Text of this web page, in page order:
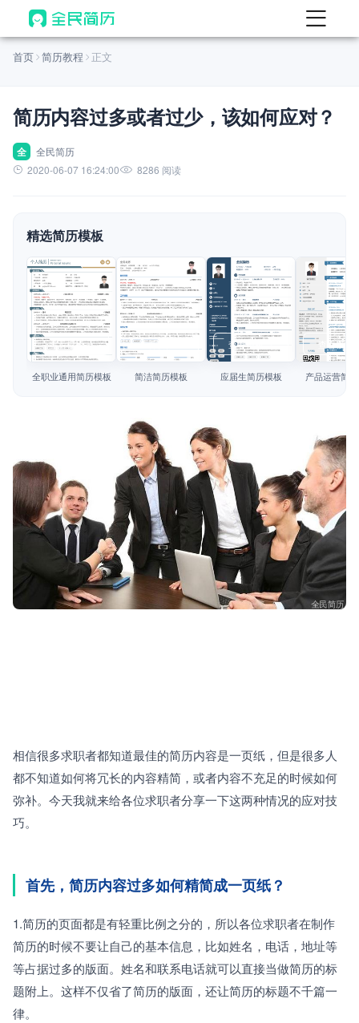
首页
AI 生成简历
AI 优化简历
AI 翻译简历
AI 模拟面试
面试自我介绍
AI 职场工具 New
简历模板
简历教程
首页 简历教程 正文
简历内容过多或者过少，该如何应对？
全
全民简历
2020-06-07 16:24:00
8286 阅读
精选简历模板
查看模板
全职业通用简历模板
查看模板
简洁简历模板
查看模板
应届生简历模板
查看模板
产品运营简
相信很多求职者都知道最佳的简历内容是一页纸，但是很多人
都不知道如何将冗长的内容精简，或者内容不充足的时候如何
弥补。今天我就来给各位求职者分享一下这两种情况的应对技
巧。
首先，简历内容过多如何精简成一页纸？
1.简历的页面都是有轻重比例之分的，所以各位求职者在制作
简历的时候不要让自己的基本信息，比如姓名，电话，地址等
等占据过多的版面。姓名和联系电话就可以直接当做简历的标
题附上。这样不仅省了简历的版面，还让简历的标题不千篇一
律。